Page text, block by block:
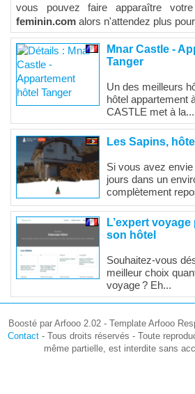
vous pouvez faire apparaître
feminin.com alors n'attendez plus
Mnar Castle -
Tanger
Un des meilleurs
hôtel appartement
CASTLE met à la...
Les Sapins,
Si vous avez
jours dans un
complètement
L’expert
son hôtel
Souhaitez-vous
meilleur choix
voyage ? Eh...
Boosté par Arfooo 2.02 - Template Arfooo
Contact- Tous droits réservés - Toute
même partielle, est interdite sans